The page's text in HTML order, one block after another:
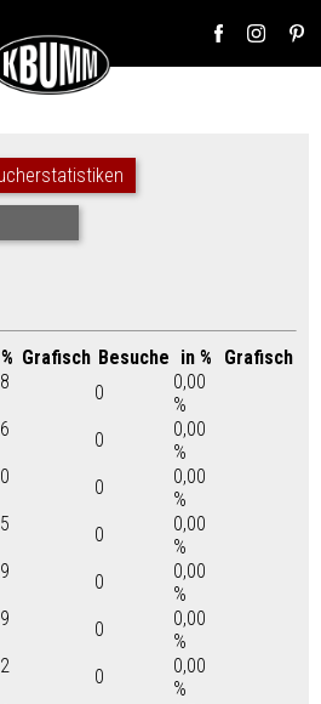
Grafisch Besuche in %
Grafisch
0
0,00
%
0
0,00
%
0
0,00
%
0
0,00
%
0
0,00
%
0
0,00
%
0
0,00
%